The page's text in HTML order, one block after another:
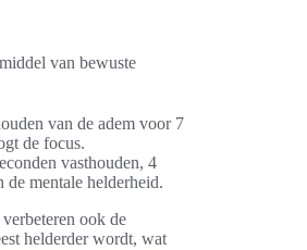
van bewuste
van de adem voor 7
de focus.
vasthouden, 4
mentale helderheid.
ook de
helderder wordt, wat